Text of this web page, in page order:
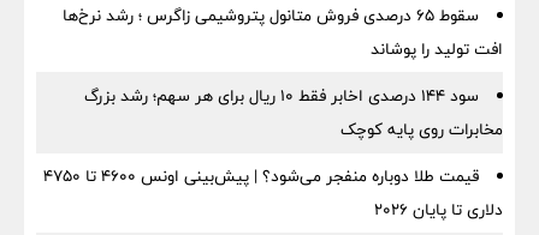
سقوط ۶۵ درصدی فروش متانول پتروشیمی زاگرس ؛ رشد نرخ‌ها
افت تولید را پوشاند
سود ۱۴۴ درصدی اخابر فقط ۱۰ ریال برای هر سهم؛ رشد بزرگ
مخابرات روی پایه کوچک
قیمت طلا دوباره منفجر می‌شود؟ | پیش‌بینی اونس ۴۶۰۰ تا ۴۷۵۰
دلاری تا پایان ۲۰۲۶